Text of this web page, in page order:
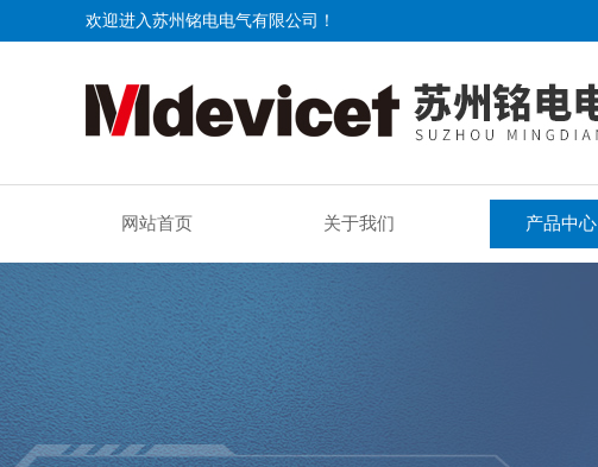
欢迎进入苏州铭电电气有限公司！
网站首页 关于我们 产品中心